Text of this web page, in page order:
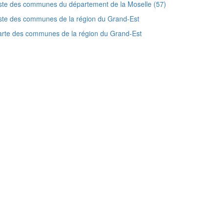
des communes du département de la Moselle (57)
des communes de la région du Grand-Est
des communes de la région du Grand-Est